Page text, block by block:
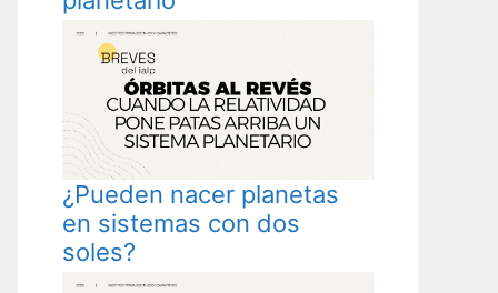
¿Pueden nacer planetas
en sistemas con dos
soles?